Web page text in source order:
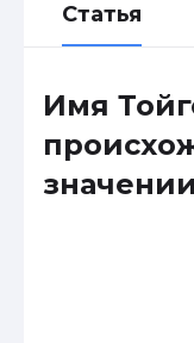
Статья
Имя